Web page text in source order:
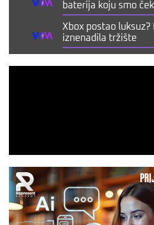
baterija koju smo
Xbox postao luksuz?
iznenadila tržište